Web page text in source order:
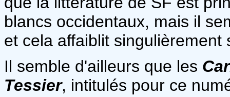
blancs occidentaux, mais il
et cela affaiblit singulièrement
Il semble d'ailleurs que les
Tessier, intitulés pour ce